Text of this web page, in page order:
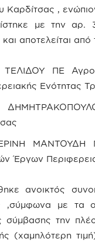
Καρδίτσας ,
με την αρ.
αποτελείται από
ΠΕ
Ενότητας
ΜΑΝΤΟΥΔΗ
Έργων
ανοικτός
,σύμφωνα με τα
σύμβασης την
(χαμηλότερη